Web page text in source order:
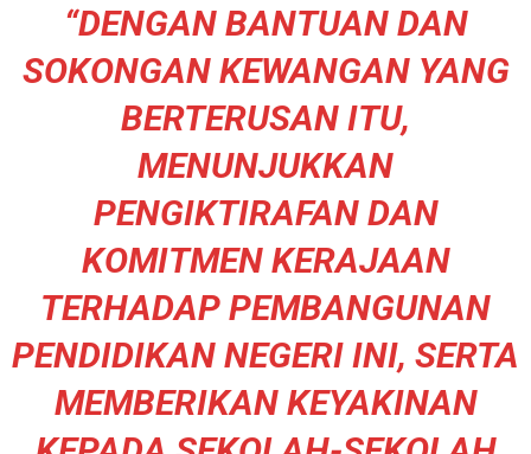
“DENGAN BANTUAN DAN
SOKONGAN KEWANGAN YANG
BERTERUSAN ITU,
MENUNJUKKAN
PENGIKTIRAFAN DAN
KOMITMEN KERAJAAN
TERHADAP PEMBANGUNAN
PENDIDIKAN NEGERI INI, SERTA
MEMBERIKAN KEYAKINAN